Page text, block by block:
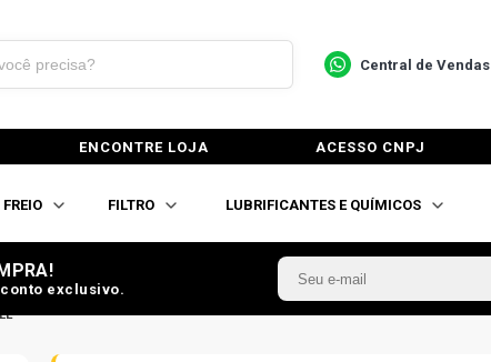
Central de Vendas
ENCONTRE LOJA ACESSO CNPJ
FREIO FILTRO LUBRIFICANTES E QUÍMICOS
exclusivo.